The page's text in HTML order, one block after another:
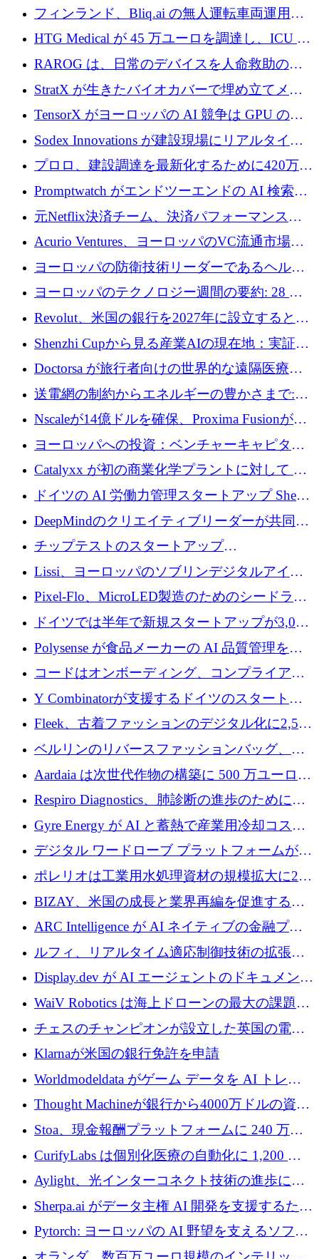
が 7 億ドルを調達
フィンランド、Bliq.ai の無人運転車両運用を
認可
HTG Medical が 45 万ユーロを調達し、ICU の
尿モニタリングを自動化するための MDR 認
証を獲得
RAROG は、日常のデバイスを人命救助の救
助ビーコンに変えるために 16 万 2,000 ユーロ
StratX が生きたバイオカバーで埋め立てメタ
ン対策に 119 万ドルを調達
TensorX がヨーロッパの AI 競争は GPU の所
有者によって決まると考える理由
Sodex Innovations が建設現場にリアルタイム
のインテリジェンスをもたらすために 400 万
ユーロを確保
プロロ、建設調達を最新化するために420万ポ
ンドを調達
Promptwatch がエンドツーエンドの AI 検索最
適化プラットフォームを拡張するために 600
万ユーロを調達
元Netflix決済チーム、決済パフォーマンスプ
ラットフォームNopanのためにこれまでに720
万ユーロを調達
Acurio Ventures、ヨーロッパのVC流通市場の
流動性を解放するために1億1,500万ユーロの
ファンドを立ち上げる
ヨーロッパの防衛技術リーダーであるヘルシ
ングは、180億ドルの評価額で18億ドルのシリ
ヨーロッパのテクノロジー週間の要約: 28 億
ユーロを超える 70 以上のテクノロジー資金調
Revolut、米国の銀行を2027年に設立すると米
国の社長が語る
Shenzhi Cupから見る産業AIの現在地：実証と
産業実装への道筋
Doctorsa が旅行者向けの世界的な遠隔医療プ
ラットフォームを拡大するために 100 万ユー
ロを調達
送電網の制約からエネルギーの豊かさまで:
Envision の Gobi X がヨーロッパの AI の未来
にどのように貢献できるか
Nscaleが14億ドルを確保、Proxima Fusionが4
億1,100万ユーロを獲得、Invest EuropeはVCの
ヨーロッパへの投資：ベンチャーキャピタル
が過去2番目に高い水準に到達
Catalyxx が初の商業化学プラントに対して EU
から 2,000 万ユーロ以上の支援を獲得
ドイツの AI 労働力管理スタートアップ Sherpa
がプレシードで 220 万ドルを調達
DeepMindのクリエイティブリーダーが共同設
立したAIライティングのスタートアップが
1,300万ドルのシード投資を調達
チップテストのスタートアップ
QuantumDiamondsが株式資金で1,500万ユーロ
を調達
Lissi、ヨーロッパのソブリンデジタルアイデ
ンティティの未来を推進するために350万ユー
Pixel-Flo、MicroLED製造のためのシードラウ
ンドで525万ポンドを獲得
ドイツでは半年で新規スタートアップが3,000
社という記録を目の当たりにし、涙を流すハ
ンブルク
Polysense が食品メーカーの AI 品質管理を拡
張するために 1,070 万ドルを調達
コードはオンボーディング、コンプライアン
ス、支払いを統合するために 640 万ポンドを
Y Combinatorが支援するドイツのスタートア
ップFintoが340万ドルを調達、シリコンバレ
ーではなくミュンヘンを選んだと語る
Fleek、古着ファッションのデジタル化に2,500
万ドルを確保
ベルリンのリバースファッションバッグ、繊
維仕分け規模拡大に7桁の資金調達
Aardaia は次世代作物の構築に 500 万ユーロを
寄付
Respiro Diagnostics、肺診断の進歩のために
100 万ポンドを確保
Gyre Energy が AI と蓄熱で産業用冷却コスト
を削減するために 130 万ドルを調達
デジタル ワードローブ プラットフォームが
1,000 万人のユーザーに到達し、Whering が
700 万ドルを獲得
ポレリオは工業用水処理資材の規模拡大に240
万ユーロを確保
BIZAY、米国の成長と業界再編を促進するた
めに5,500万ドルを確保
ARC Intelligence が AI ネイティブの金融プラ
ットフォームを拡大するために 400 万ユーロ
ルフィ、リアルタイム適応制御技術の拡張に
810万ポンドを確保
Display.dev が AI エージェントのドキュメント
コラボレーションを強化するために 47 万ユー
WaiV Robotics は海上ドローンの最大の課題の
1 つをどのように解決しているか
チェスのチャンピオンが設立した英国の電池
材料スタートアップ TaiSan が 465 万ポンドを
Klarnaが米国の銀行免許を申請
Worldmodeldata がゲーム データを AI トレー
ニングに変えるために 700 万ポンドを獲得
Thought Machineが銀行から4000万ドルの資金
調達、年間収益1億ドルを突破
Stoa、現金報酬プラットフォームに 240 万ド
ルを確保
CurifyLabs は個別化医療の自動化に 1,200 万
ユーロを寄付
Aylight、光インターコネクト技術の進歩に向
けて450万ユーロのプレシードラウンドを終了
Sherpa.ai がデータ主権 AI 開発を支援するため
に 1,800 万ドルを調達
Pytorch: ヨーロッパの AI 野望を支えるソフト
ウェア層